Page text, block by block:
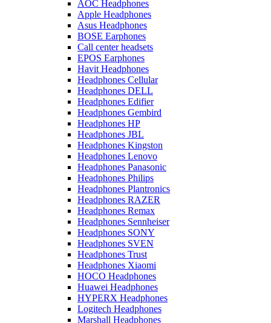
AOC Headphones
Apple Headphones
Asus Headphones
BOSE Earphones
Call center headsets
EPOS Earphones
Havit Headphones
Headphones Cellular
Headphones DELL
Headphones Edifier
Headphones Gembird
Headphones HP
Headphones JBL
Headphones Kingston
Headphones Lenovo
Headphones Panasonic
Headphones Philips
Headphones Plantronics
Headphones RAZER
Headphones Remax
Headphones Sennheiser
Headphones SONY
Headphones SVEN
Headphones Trust
Headphones Xiaomi
HOCO Headphones
Huawei Headphones
HYPERX Headphones
Logitech Headphones
Marshall Headphones